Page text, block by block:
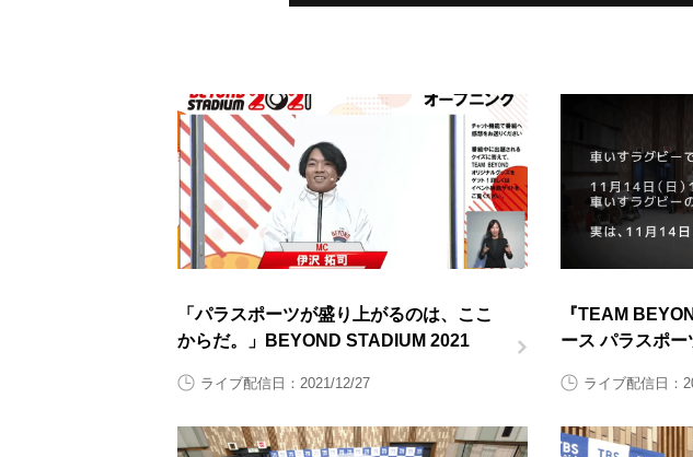
「パラスポーツが盛り上がるのは、ここ
からだ。」BEYOND STADIUM 2021
ライブ配信日：2021/12/27
『TEAM
ース パラスポーツガ
ライブ配信日：